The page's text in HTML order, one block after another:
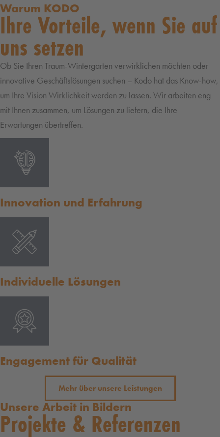
Warum KODO
Ihre Vorteile, wenn Sie auf
uns setzen
Ob Sie Ihren Traum-Wintergarten verwirklichen möchten oder
innovative Geschäftslösungen suchen – Kodo hat das Know-how,
um Ihre Vision Wirklichkeit werden zu lassen. Wir arbeiten eng
mit Ihnen zusammen, um Lösungen zu liefern, die Ihre
Erwartungen übertreffen.
Innovation und Erfahrung
Individuelle Lösungen
Engagement für Qualität
Mehr über unsere Leistungen
Unsere Arbeit in Bildern
Projekte & Referenzen